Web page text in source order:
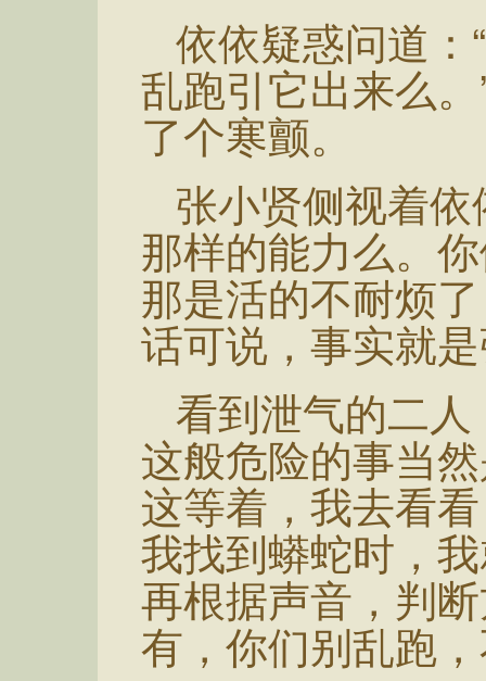
依依疑惑问道
乱跑引它出来么
了个寒颤。
张小贤侧视着
那样的能力么。
那是活的不耐烦
话可说，事实就
看到泄气的二
这般危险的事当
这等着，我去看
我找到蟒蛇时，
再根据声音，判
有，你们别乱跑